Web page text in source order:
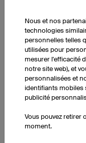
Nous et nos
technologies
personnelles telles
utilisées pour
mesurer l'efficacité
notre site web), et
personnalisées et
identifiants mobiles
publicité
Vous pouvez retirer
moment.